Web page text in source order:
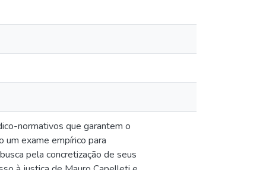
normativos que garantem o
um exame empírico para
pela concretização de seus